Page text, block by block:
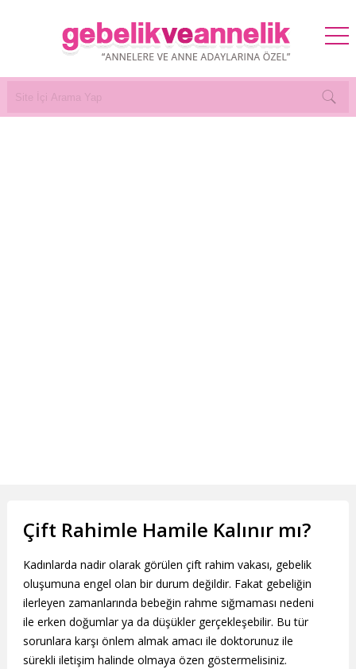
Çift Rahimle Hamile Kalınır mı?
Kadınlarda nadir olarak görülen çift rahim vakası, gebelik
oluşumuna engel olan bir durum değildir. Fakat gebeliğin
ilerleyen zamanlarında bebeğin rahme sığmaması nedeni
ile erken doğumlar ya da düşükler gerçekleşebilir. Bu tür
sorunlara karşı önlem almak amacı ile doktorunuz ile
sürekli iletişim halinde olmaya özen göstermelisiniz.